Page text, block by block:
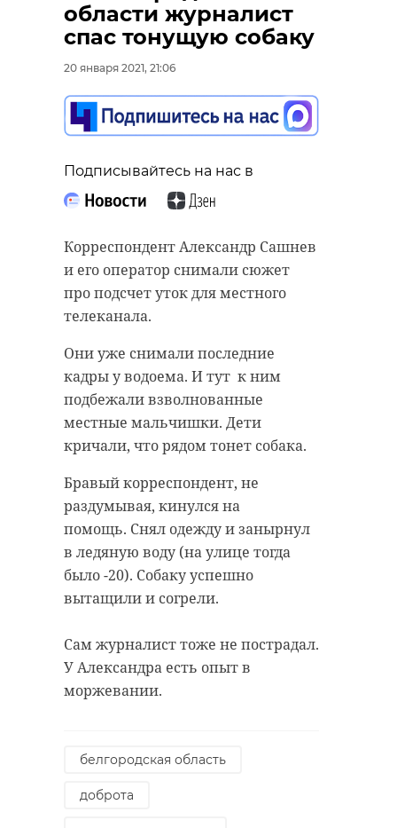
области журналист
спас тонущую собаку
20 января 2021, 21:06
Подписывайтесь на нас в
Корреспондент Александр Сашнев
и его оператор снимали сюжет
про подсчет уток для местного
телеканала.
Они уже снимали последние
кадры у водоема. И тут к ним
подбежали взволнованные
местные мальчишки. Дети
кричали, что рядом тонет собака.
Бравый корреспондент, не
раздумывая, кинулся на
помощь. Снял одежду и занырнул
в ледяную воду (на улице тогда
было -20). Собаку успешно
вытащили и согрели.
Сам журналист тоже не пострадал.
У Александра есть опыт в
моржевании.
белгородская область
доброта